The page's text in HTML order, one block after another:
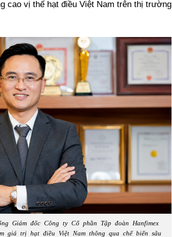
cao vị thế hạt điều Việt Nam trên thị trường
Giám đốc Công ty Cổ phần Tập đoàn Hanfimex
giá trị hạt điều Việt Nam thông qua chế biến sâu